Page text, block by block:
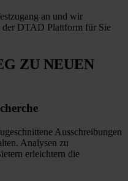
an und wir
der DTAD Plattform für Sie
ZU NEUEN
Ausschreibungen
Analysen zu
erleichtern die